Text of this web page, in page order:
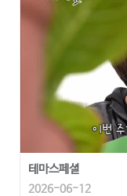
테마스페셜
2026-06-12